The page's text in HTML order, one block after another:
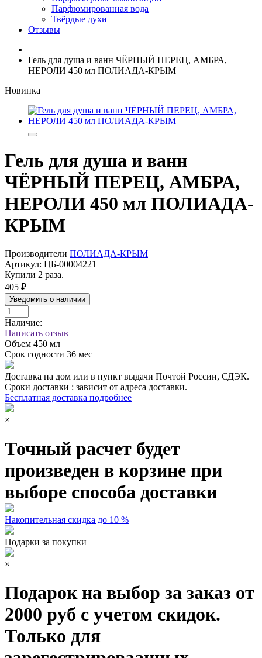
Парфюмированная вода
Твёрдые духи
Отзывы
Гель для душа и ванн ЧЁРНЫЙ ПЕРЕЦ, АМБРА,
НЕРОЛИ 450 мл ПОЛИАДА-КРЫМ
Новинка
Гель для душа и ванн
ЧЁРНЫЙ ПЕРЕЦ, АМБРА,
НЕРОЛИ 450 мл ПОЛИАДА-
КРЫМ
Производители ПОЛИАДА-КРЫМ
Артикул: ЦБ-00004221
Купили 2 раза.
405 ₽
Уведомить о наличии
Наличие:
Написать отзыв
Объем 450 мл
Срок годности 36 мес
Доставка на дом или в пункт выдачи Почтой России, СДЭК.
Сроки доставки : зависит от адреса доставки.
Бесплатная доставка подробнее
×
Точный расчет будет
произведен в корзине при
выборе способа доставки
Накопительная скидка до 10 %
Подарки за покупки
×
Подарок на выбор за заказ от
2000 руб с учетом скидок.
Только для